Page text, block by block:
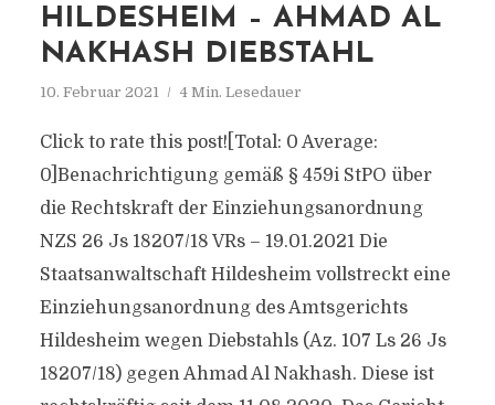
HILDESHEIM – AHMAD AL
NAKHASH DIEBSTAHL
10. Februar 2021 4 Min. Lesedauer
Click to rate this post![Total: 0 Average:
0]Benachrichtigung gemäß § 459i StPO über
die Rechtskraft der Einziehungsanordnung
NZS 26 Js 18207/​18 VRs – 19.01.2021 Die
Staatsanwaltschaft Hildesheim vollstreckt eine
Einziehungsanordnung des Amtsgerichts
Hildesheim wegen Diebstahls (Az. 107 Ls 26 Js
18207/​18) gegen Ahmad Al Nakhash. Diese ist